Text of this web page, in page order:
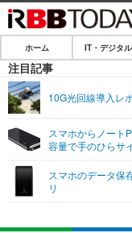
ホーム
IT・デジタル
ネタ
ショッピング
ライフ
ライフTOP
リリース一覧
ホーム IT・デジタル
注目記事
10G光回線導入レ
スマホからノート
容量で手のひらサ
スマホのデータ保
リ